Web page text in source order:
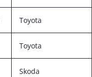
Toyota
Toyota
Skoda